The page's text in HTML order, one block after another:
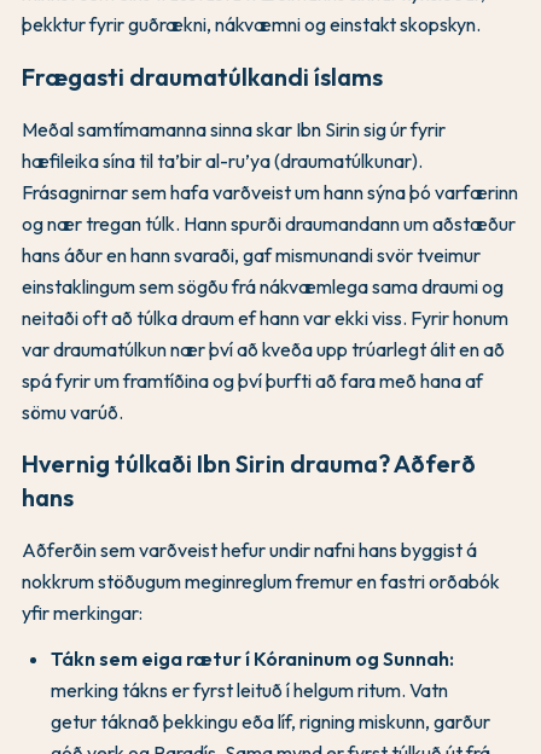
þekktur fyrir guðrækni, nákvæmni og einstakt skopskyn.
Frægasti draumatúlkandi íslams
Meðal samtímamanna sinna skar Ibn Sirin sig úr fyrir
hæfileika sína til ta’bir al-ru’ya (draumatúlkunar).
Frásagnirnar sem hafa varðveist um hann sýna þó varfærinn
og nær tregan túlk. Hann spurði draumandann um aðstæður
hans áður en hann svaraði, gaf mismunandi svör tveimur
einstaklingum sem sögðu frá nákvæmlega sama draumi og
neitaði oft að túlka draum ef hann var ekki viss. Fyrir honum
var draumatúlkun nær því að kveða upp trúarlegt álit en að
spá fyrir um framtíðina og því þurfti að fara með hana af
sömu varúð.
Hvernig túlkaði Ibn Sirin drauma? Aðferð
hans
Aðferðin sem varðveist hefur undir nafni hans byggist á
nokkrum stöðugum meginreglum fremur en fastri orðabók
yfir merkingar:
Tákn sem eiga rætur í Kóraninum og Sunnah:
merking tákns er fyrst leituð í helgum ritum. Vatn
getur táknað þekkingu eða líf, rigning miskunn, garður